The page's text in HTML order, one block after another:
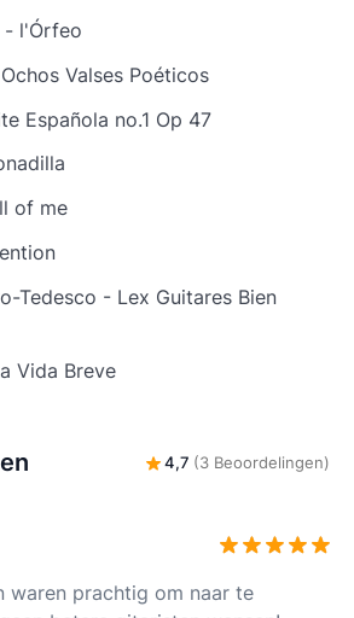
- l'Órfeo
Ochos Valses Poéticos
Española no.1 Op 47
of me
Tedesco - Lex Guitares Bien
Vida Breve
4,7 (3 Beoordelingen)
waren prachtig om naar te